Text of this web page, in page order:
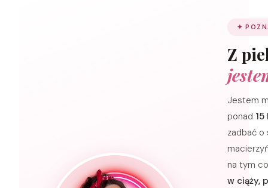
✦
Z
Jestem
ponad
zadbać
na tym
w ciąży,